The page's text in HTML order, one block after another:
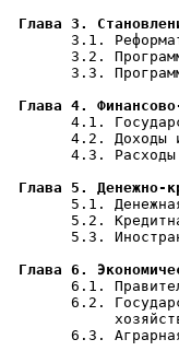
Глава 3.
3.1.
3.2.
3.3.
Глава 4.
4.1.
4.2. Доходы
4.3.
Глава 5. Денежно-
5.1.
5.2.
5.3.
Глава 6.
6.1.
6.2.
6.3.